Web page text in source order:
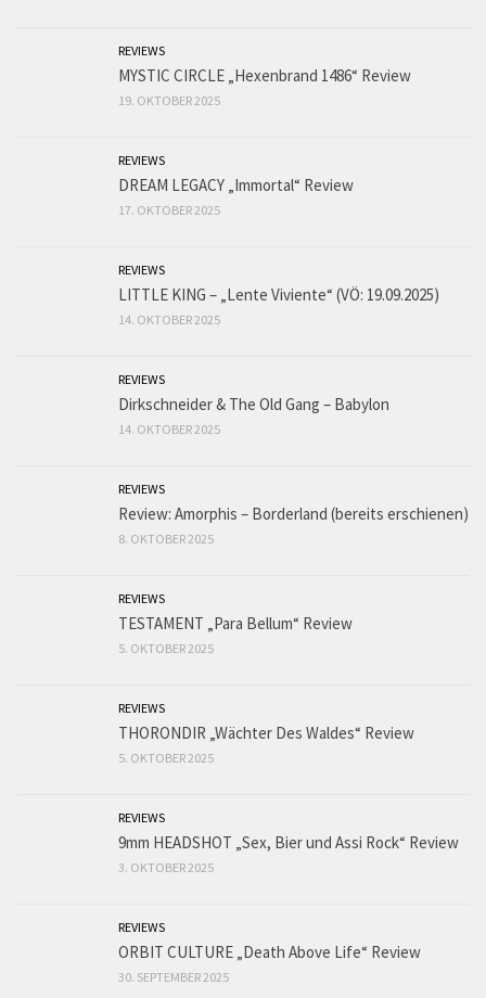
REVIEWS
MYSTIC CIRCLE „Hexenbrand 1486“ Review
19. OKTOBER 2025
REVIEWS
DREAM LEGACY „Immortal“ Review
17. OKTOBER 2025
REVIEWS
LITTLE KING – „Lente Viviente“ (VÖ: 19.09.2025)
14. OKTOBER 2025
REVIEWS
Dirkschneider & The Old Gang – Babylon
14. OKTOBER 2025
REVIEWS
Review: Amorphis – Borderland (bereits erschienen)
8. OKTOBER 2025
REVIEWS
TESTAMENT „Para Bellum“ Review
5. OKTOBER 2025
REVIEWS
THORONDIR „Wächter Des Waldes“ Review
5. OKTOBER 2025
REVIEWS
9mm HEADSHOT „Sex, Bier und Assi Rock“ Review
3. OKTOBER 2025
REVIEWS
ORBIT CULTURE „Death Above Life“ Review
30. SEPTEMBER 2025